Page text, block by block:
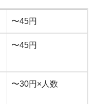
分給（ノンアダル
ト）
〜45円
〜45円
〜30円×人数